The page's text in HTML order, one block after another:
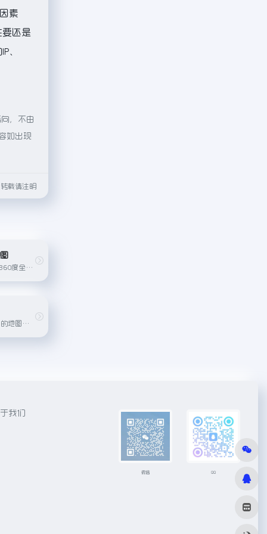
素
还是
、
，不由
如出现
载请注明
提供全国范围内的360度全景视图服务，让用户可以在线“漫步”在世界各地的街道上查看实际街景图像。用户可以通过拖动鼠标或移动设备屏幕，全方位地查看城市街道、建筑外观、公园景点...
俄罗斯Yandex公司的地图服务，提供详细的地理信息、交通状况、卫星图像以及三维城市模型查看。
我们
微信 QQ